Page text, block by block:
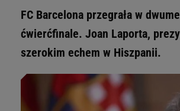
FC Barcelona przegrała w
ćwierćfinale. Joan Laporta,
szerokim echem w Hiszpanii.